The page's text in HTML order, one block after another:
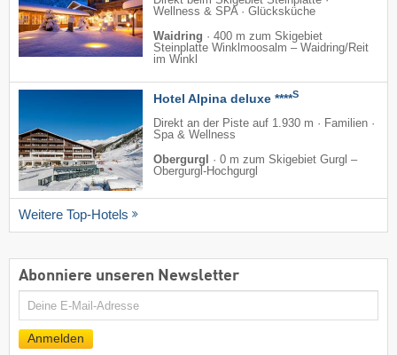
Wellness & SPA · Glücksküche
Waidring · 400 m zum Skigebiet
Steinplatte Winklmoosalm – Waidring/​Reit
im Winkl
Hotel Alpina deluxe ****S
Direkt an der Piste auf 1.930 m · Familien ·
Spa & Wellness
Obergurgl
· 0 m zum Skigebiet Gurgl –
Obergurgl-Hochgurgl
Weitere Top-Hotels
Abonniere unseren Newsletter
E-
Mail
Anmelden